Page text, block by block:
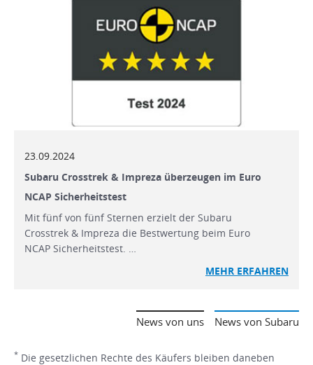
23.09.2024
Subaru Crosstrek & Impreza überzeugen im Euro
NCAP Sicherheitstest
Mit fünf von fünf Sternen erzielt der Subaru
Crosstrek & Impreza die Bestwertung beim Euro
NCAP Sicherheitstest. …
MEHR ERFAHREN
News von Subaru
News von uns
* Die gesetzlichen Rechte des Käufers bleiben daneben